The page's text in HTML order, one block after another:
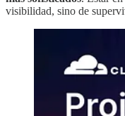
visibilidad, sino de